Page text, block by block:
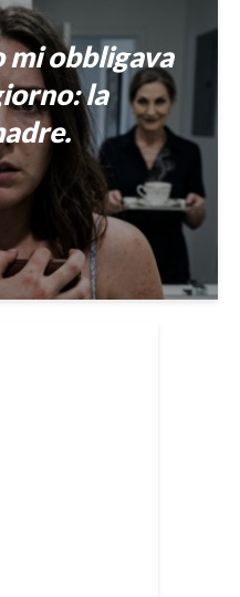
mi obbligava
la